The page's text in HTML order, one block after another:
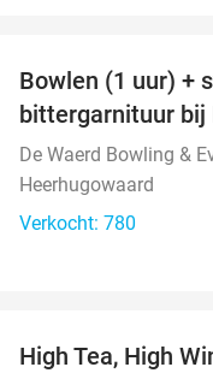
Bowlen (1 uur) +
bittergarnituur bij
De Waerd Bowling &
Heerhugowaard
Verkocht: 780
High Tea, High